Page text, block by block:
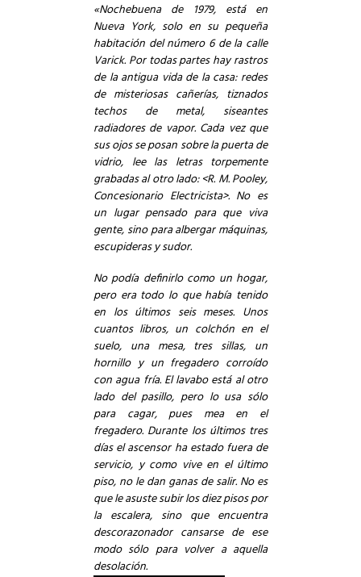
«Nochebuena de 1979, está en
Nueva York, solo en su pequeña
habitación del número 6 de la calle
Varick. Por todas partes hay rastros
de la antigua vida de la casa: redes
de misteriosas cañerías, tiznados
techos de metal, siseantes
radiadores de vapor. Cada vez que
sus ojos se posan sobre la puerta de
vidrio, lee las letras torpemente
grabadas al otro lado: <R. M. Pooley,
Concesionario Electricista>. No es
un lugar pensado para que viva
gente, sino para albergar máquinas,
escupideras y sudor.
No podía definirlo como un hogar,
pero era todo lo que había tenido
en los últimos seis meses. Unos
cuantos libros, un colchón en el
suelo, una mesa, tres sillas, un
hornillo y un fregadero corroído
con agua fría. El lavabo está al otro
lado del pasillo, pero lo usa sólo
para cagar, pues mea en el
fregadero. Durante los últimos tres
días el ascensor ha estado fuera de
servicio, y como vive en el último
piso, no le dan ganas de salir. No es
que le asuste subir los diez pisos por
la escalera, sino que encuentra
descorazonador cansarse de ese
modo sólo para volver a aquella
desolación.